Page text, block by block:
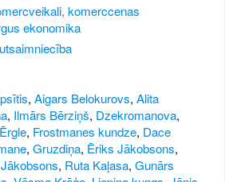
komerccenas
ekonomika
,Aigars Belokurovs,Alita
, Ilmārs Bērziņš, Dzekromanova,
, Frostmanes kundze, Dace
,Gruzdiņa, Ēriks Jākobsons,
, Ruta Kaļasa,Gunārs